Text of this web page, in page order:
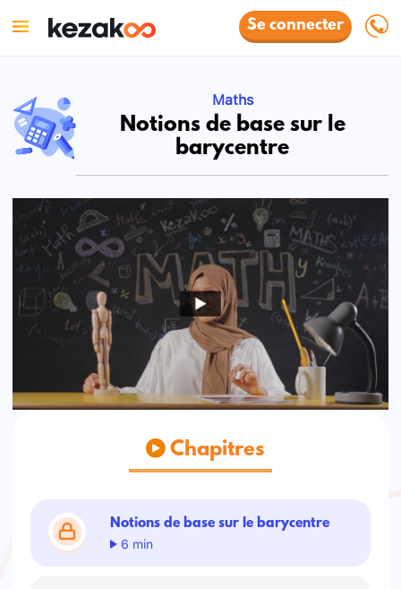
Se connecter
Maths
Notions de base sur le
barycentre
Chapitres
Notions de base sur le barycentre
6 min